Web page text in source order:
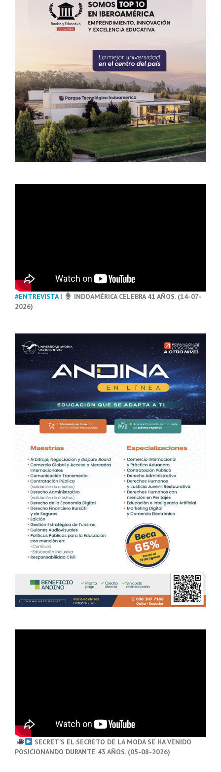
#ENTREVISTA|
INDOAMÉRICA CELEBRA 41 AÑOS. (14-07-
2026)
SECRET’S EL SECRETO DE LA MODA SE HA VENIDO
POSICIONANDO DURANTE 43 AÑOS. (05-08-2026)